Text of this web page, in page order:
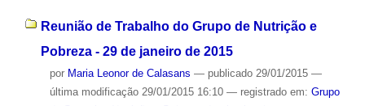
Reunião de Trabalho do Grupo de Nutrição e
Pobreza - 29 de janeiro de 2015
por Maria Leonor de Calasans — publicado29/01/2015 —
última modificação29/01/2015 16:10 — registrado em: Grupo